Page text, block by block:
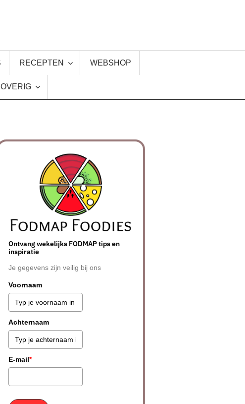
RECEPTEN WEBSHOP
OVERIG
Ontvang wekelijks FODMAP tips en
inspiratie
Je gegevens zijn veilig bij ons
Voornaam
Achternaam
E-mail*